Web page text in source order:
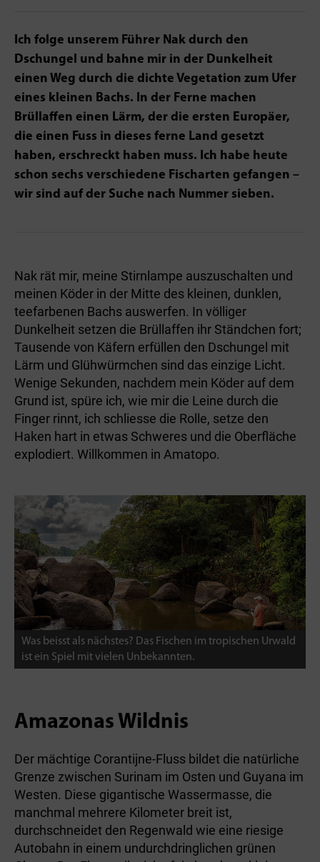
Ich folge unserem Führer Nak durch den
Dschungel und bahne mir in der Dunkelheit
einen Weg durch die dichte Vegetation zum Ufer
eines kleinen Bachs. In der Ferne machen
Brüllaffen einen Lärm, der die ersten Europäer,
die einen Fuss in dieses ferne Land gesetzt
haben, erschreckt haben muss. Ich habe heute
schon sechs verschiedene Fischarten gefangen –
wir sind auf der Suche nach Nummer sieben.
Nak rät mir, meine Stirnlampe auszuschalten und
meinen Köder in der Mitte des kleinen, dunklen,
teefarbenen Bachs auswerfen. In völliger
Dunkelheit setzen die Brüllaffen ihr Ständchen fort;
Tausende von Käfern erfüllen den Dschungel mit
Lärm und Glühwürmchen sind das einzige Licht.
Wenige Sekunden, nachdem mein Köder auf dem
Grund ist, spüre ich, wie mir die Leine durch die
Finger rinnt, ich schliesse die Rolle, setze den
Haken hart in etwas Schweres und die Oberfläche
explodiert. Willkommen in Amatopo.
Was beisst als nächstes? Das Fischen im tropischen Urwald
ist ein Spiel mit vielen Unbekannten.
Amazonas Wildnis
Der mächtige Corantijne-Fluss bildet die natürliche
Grenze zwischen Surinam im Osten und Guyana im
Westen. Diese gigantische Wassermasse, die
manchmal mehrere Kilometer breit ist,
durchschneidet den Regenwald wie eine riesige
Autobahn in einem undurchdringlichen grünen